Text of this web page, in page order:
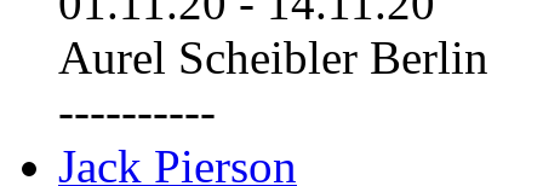
Aurel Scheibler Berlin
----------
Jack Pierson